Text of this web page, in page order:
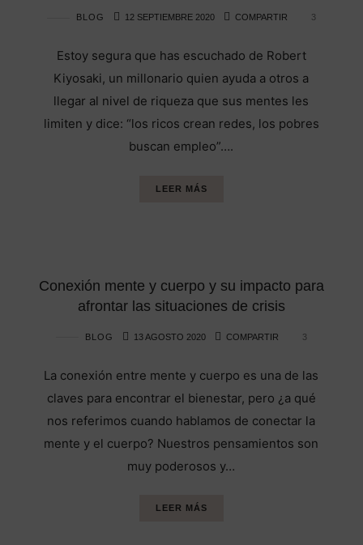
BLOG 12 SEPTIEMBRE 2020 COMPARTIR 3
Estoy segura que has escuchado de Robert
Kiyosaki, un millonario quien ayuda a otros a
llegar al nivel de riqueza que sus mentes les
limiten y dice: “los ricos crean redes, los pobres
buscan empleo”….
LEER MÁS
Conexión mente y cuerpo y su impacto para
afrontar las situaciones de crisis
BLOG 13 AGOSTO 2020 COMPARTIR 3
La conexión entre mente y cuerpo es una de las
claves para encontrar el bienestar, pero ¿a qué
nos referimos cuando hablamos de conectar la
mente y el cuerpo? Nuestros pensamientos son
muy poderosos y…
LEER MÁS